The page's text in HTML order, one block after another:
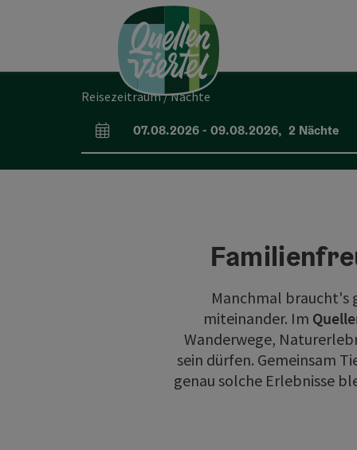
Accesskey
Accesskey
[1]
Zum SeitenanfangAccesskey
[2]
Reisezeitraum / Nächte
An- und Abreisefelder
07.08.2026- 09.08.2026, 2 Nächte
Manchmal braucht's
miteinander. Im
Wanderwege,
sein dürfen. Gemeinsam
genau solche Erlebnisse